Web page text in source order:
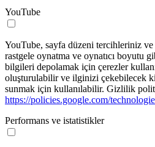
YouTube
YouTube, sayfa düzeni tercihleriniz
rastgele oynatma ve oynatıcı boyutu
bilgileri depolamak için çerezler
oluşturulabilir ve ilginizi çekebilecek
sunmak için kullanılabilir. Gizlilik
https://policies.google.com/
Performans ve istatistikler